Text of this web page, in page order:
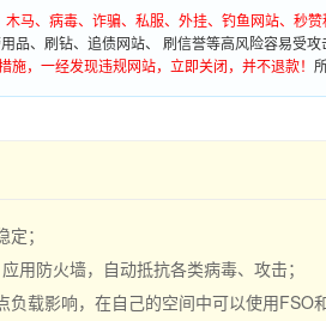
马、病毒、诈骗、私服、外挂、钓鱼网站、秒
品、刷钻、追债网站、 刷信誉等高风险容易受
施，一经发现违规网站，立即关闭，并不退款！
；
用防火墙，自动抵抗各类病毒、攻击；
载影响，在自己的空间中可以使用FSO